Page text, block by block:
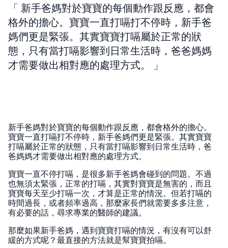
新手爸媽對於寶寶的每個動作跟反應，都會
格外的擔心。寶寶一直打嗝打不停時，新手爸
媽們更是緊張。其實寶寶打嗝屬於正常的狀
態，只有當打嗝影響到日常生活時，爸爸媽媽
才需要做出相對應的處理方式。
新手爸媽對於寶寶的每個動作跟反應，都會格外的擔心。
寶寶一直打嗝打不停時，新手爸媽們更是緊張。其實寶寶
打嗝屬於正常的狀態，只有當打嗝影響到日常生活時，爸
爸媽媽才需要做出相對應的處理方式。
寶寶一直不停打嗝，是很多新手爸媽會碰到的問題。不過
也無須太緊張，正常的打嗝，其實對寶寶是無害的，而且
寶寶每天至少打嗝一次，才算是正常的情況。但若打嗝的
時間過長，或者頻率過高，那麼家長們就需要多多注意，
有必要的話，尋求專業的醫師的建議。
那麼如果新手爸媽，遇到寶寶打嗝的情況，有沒有可以舒
緩的方式呢？最直接的方法就是幫寶寶拍嗝。